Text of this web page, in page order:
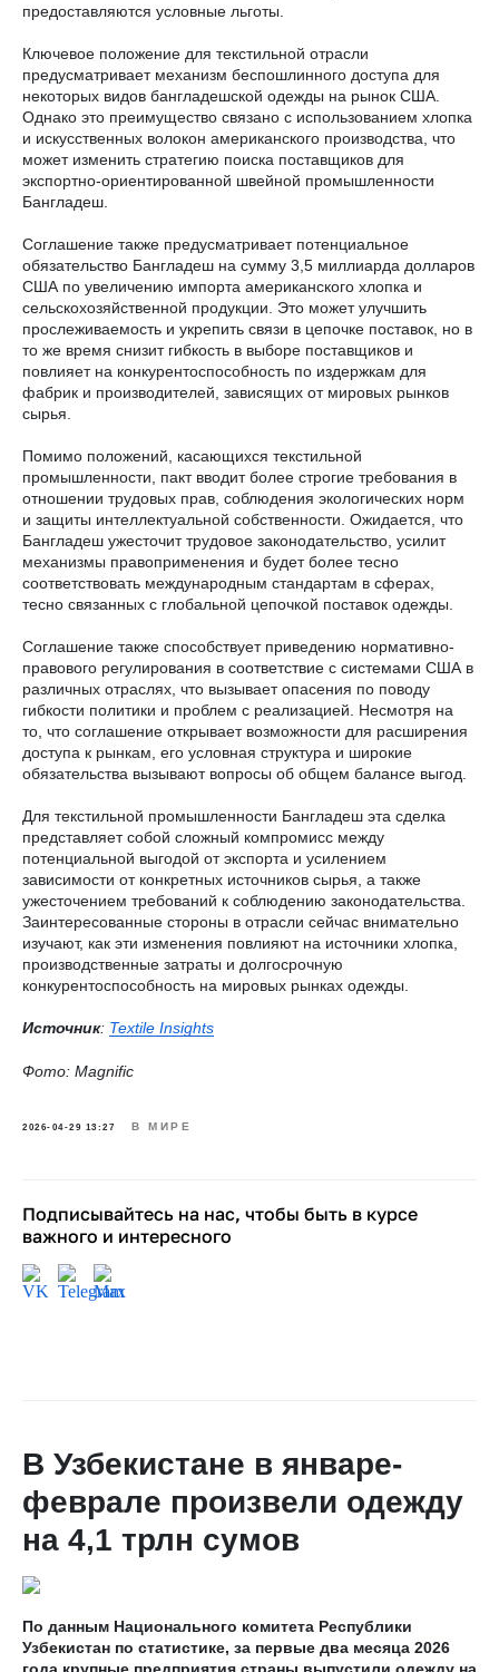
предоставляются условные льготы.
Ключевое положение для текстильной отрасли
предусматривает механизм беспошлинного доступа для
некоторых видов бангладешской одежды на рынок США.
Однако это преимущество связано с использованием хлопка
и искусственных волокон американского производства, что
может изменить стратегию поиска поставщиков для
экспортно-ориентированной швейной промышленности
Бангладеш.
Соглашение также предусматривает потенциальное
обязательство Бангладеш на сумму 3,5 миллиарда долларов
США по увеличению импорта американского хлопка и
сельскохозяйственной продукции. Это может улучшить
прослеживаемость и укрепить связи в цепочке поставок, но в
то же время снизит гибкость в выборе поставщиков и
повлияет на конкурентоспособность по издержкам для
фабрик и производителей, зависящих от мировых рынков
сырья.
Помимо положений, касающихся текстильной
промышленности, пакт вводит более строгие требования в
отношении трудовых прав, соблюдения экологических норм
и защиты интеллектуальной собственности. Ожидается, что
Бангладеш ужесточит трудовое законодательство, усилит
механизмы правоприменения и будет более тесно
соответствовать международным стандартам в сферах,
тесно связанных с глобальной цепочкой поставок одежды.
Соглашение также способствует приведению нормативно-
правового регулирования в соответствие с системами США в
различных отраслях, что вызывает опасения по поводу
гибкости политики и проблем с реализацией. Несмотря на
то, что соглашение открывает возможности для расширения
доступа к рынкам, его условная структура и широкие
обязательства вызывают вопросы об общем балансе выгод.
Для текстильной промышленности Бангладеш эта сделка
представляет собой сложный компромисс между
потенциальной выгодой от экспорта и усилением
зависимости от конкретных источников сырья, а также
ужесточением требований к соблюдению законодательства.
Заинтересованные стороны в отрасли сейчас внимательно
изучают, как эти изменения повлияют на источники хлопка,
производственные затраты и долгосрочную
конкурентоспособность на мировых рынках одежды.
Источник: Textile Insights
Фото: Magnific
2026-04-29 13:27 В МИРЕ
Подписывайтесь на нас, чтобы быть в курсе
важного и интересного
В Узбекистане в январе-
феврале произвели одежду
на 4,1 трлн сумов
По данным Национального комитета Республики
Узбекистан по статистике, за первые два месяца 2026